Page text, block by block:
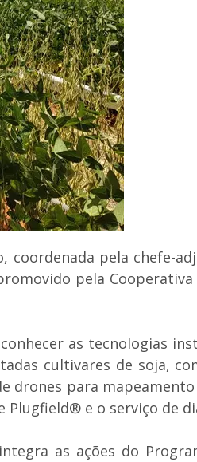
pela chefe-
pela
as tecnologias
cultivares de soja,
drones para
e o serviço de
as ações do